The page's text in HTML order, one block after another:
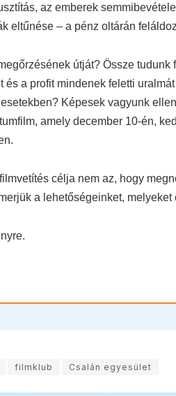
az emberek
eltűnése – a pénz oltárán
útját? Össze
és a profit mindenek feletti
Képesek vagyunk
amely december 10-én,
célja nem az, hogy
a lehetőségeinket,
filmklub Csalán egyesület